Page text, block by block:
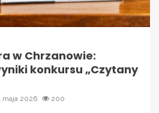
w Chrzanowie:
konkursu „Czytany
maja 2026 200